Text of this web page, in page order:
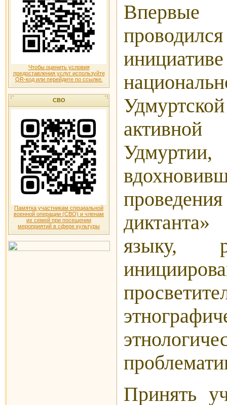
Чтобы оценить условия
предоставления услуг используйте
QR-код или перейдите по ссылке.
СВО
Памятка участникам специальной
военной операции (СВО) и членам
их семей при посещении
мероприятий в сфере культуры
языку,
Принять